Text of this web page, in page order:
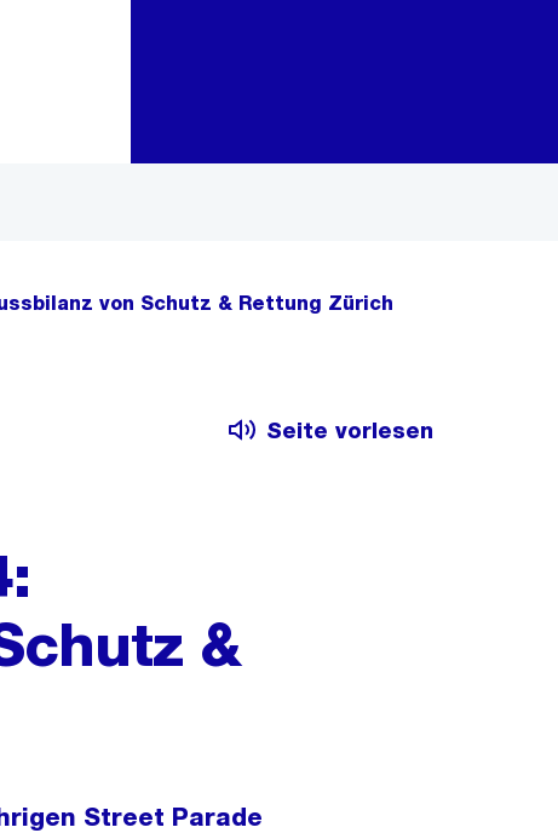
von Schutz & Rettung Zürich
Seite vorlesen
&
Street Parade